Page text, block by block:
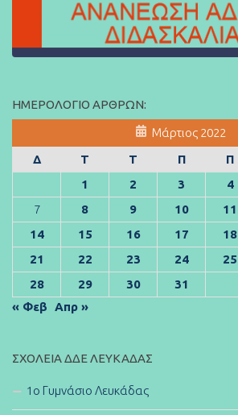
ΗΜΕΡΟΛΌΓΙΟ ΆΡΘΡΩΝ:
Μάρτιος 2022
Δ
Τ Τ Π Π
1
2 3 4
7
8 9 10 11
14
15 16 17 18
21
22 23 24 25
28
29 30
31
« Φεβ Απρ »
ΣΧΟΛΕΊΑ ΔΔΕ ΛΕΥΚΆΔΑΣ
1ο Γυμνάσιο Λευκάδας